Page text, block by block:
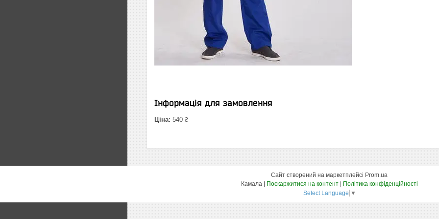
Інформація для замовлення
Ціна: 540 ₴
Сайт створений на маркетплейсі Prom.ua
Поскаржитися на контент
Політика конфіденційності
Select Language ▼